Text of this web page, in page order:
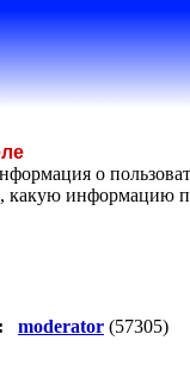
о
какую информацию
moderator (57305)